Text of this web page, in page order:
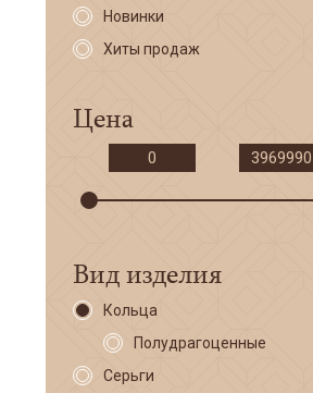
Новинки
Хиты продаж
Цена
Вид изделия
Кольца
Полудрагоценные
Серьги